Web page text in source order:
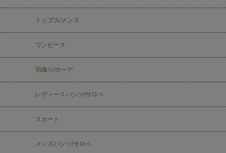
トップス/メンズ
ワンピース
羽織り/カーデ
レディースパンツ/サロペ
スカート
メンズパンツ/サロペ